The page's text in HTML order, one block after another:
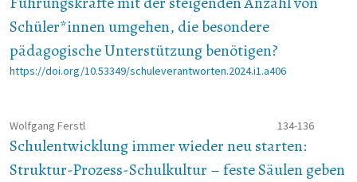
Schüler*innen umgehen, die besondere
pädagogische Unterstützung benötigen?
https://doi.org/10.53349/schuleverantworten.2024.i1.a406
Wolfgang Ferstl 134-136
Schulentwicklung immer wieder neu starten:
Struktur-Prozess-Schulkultur – feste Säulen geben